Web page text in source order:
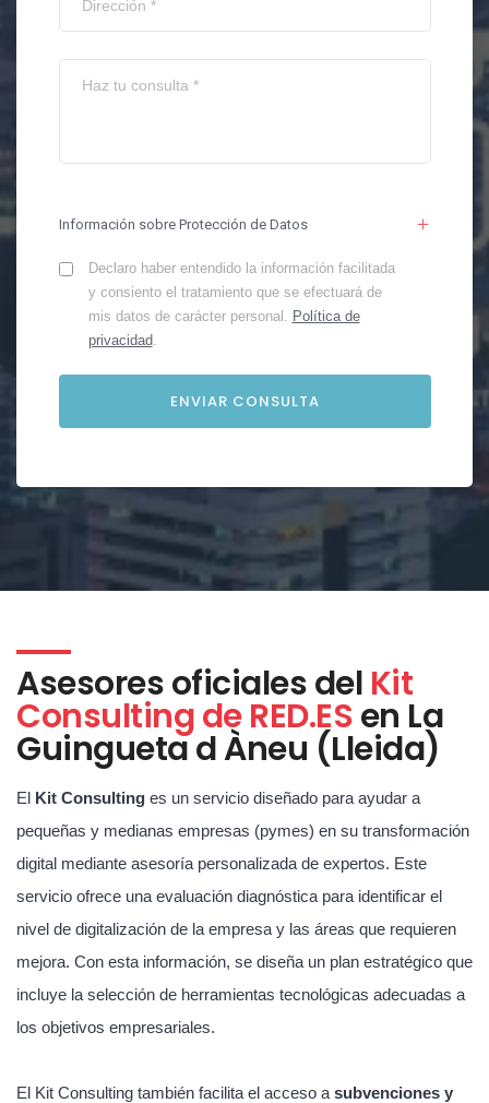
Información sobre Protección de Datos
Declaro haber entendido la información facilitada
y consiento el tratamiento que se efectuará de
mis datos de carácter personal. Política de
privacidad.
Asesores oficiales del Kit
Consulting de RED.ESen La
Guingueta d Àneu (Lleida)
El Kit Consulting es un servicio diseñado para ayudar a
pequeñas y medianas empresas (pymes) en su transformación
digital mediante asesoría personalizada de expertos. Este
servicio ofrece una evaluación diagnóstica para identificar el
nivel de digitalización de la empresa y las áreas que requieren
mejora. Con esta información, se diseña un plan estratégico que
incluye la selección de herramientas tecnológicas adecuadas a
los objetivos empresariales.
El Kit Consulting también facilita el acceso a subvenciones y